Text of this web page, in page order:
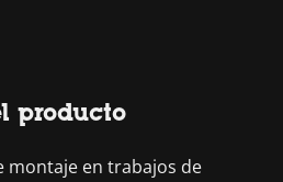
producto
montaje en trabajos de